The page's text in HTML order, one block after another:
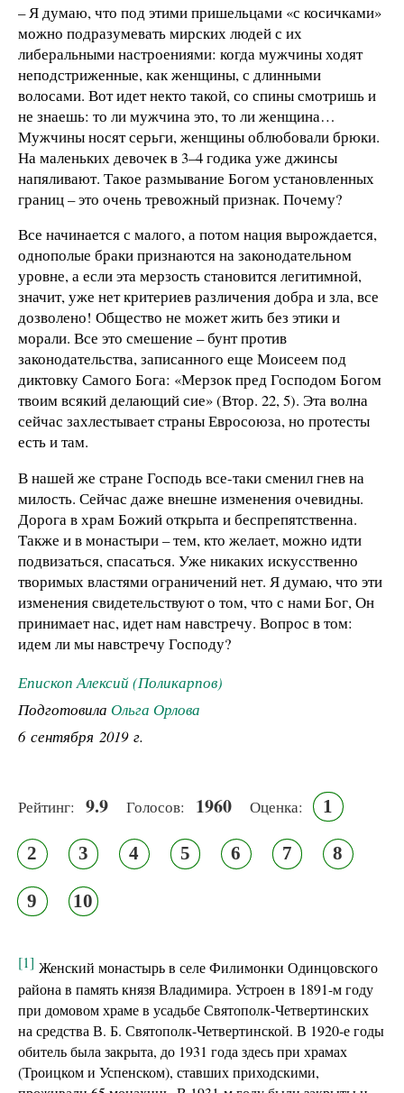
– Я думаю, что под этими пришельцами «с косичками»
можно подразумевать мирских людей с их
либеральными настроениями: когда мужчины ходят
неподстриженные, как женщины, с длинными
волосами. Вот идет некто такой, со спины смотришь и
не знаешь: то ли мужчина это, то ли женщина…
Мужчины носят серьги, женщины облюбовали брюки.
На маленьких девочек в 3–4 годика уже джинсы
напяливают. Такое размывание Богом установленных
границ – это очень тревожный признак. Почему?
Все начинается с малого, а потом нация вырождается,
однополые браки признаются на законодательном
уровне, а если эта мерзость становится легитимной,
значит, уже нет критериев различения добра и зла, все
дозволено! Общество не может жить без этики и
морали. Все это смешение – бунт против
законодательства, записанного еще Моисеем под
диктовку Самого Бога: «Мерзок пред Господом Богом
твоим всякий делающий сие» (Втор. 22, 5). Эта волна
сейчас захлестывает страны Евросоюза, но протесты
есть и там.
В нашей же стране Господь все-таки сменил гнев на
милость. Сейчас даже внешне изменения очевидны.
Дорога в храм Божий открыта и беспрепятственна.
Также и в монастыри – тем, кто желает, можно идти
подвизаться, спасаться. Уже никаких искусственно
творимых властями ограничений нет. Я думаю, что эти
изменения свидетельствуют о том, что с нами Бог, Он
принимает нас, идет нам навстречу. Вопрос в том:
идем ли мы навстречу Господу?
Епископ Алексий (Поликарпов)
Подготовила Ольга Орлова
6 сентября 2019 г.
Рейтинг: 9.9 Голосов: 1960 Оценка: 1
2 3 4 5 6 7 8
9 10
[1] Женский монастырь в селе Филимонки Одинцовского
района в память князя Владимира. Устроен в 1891-м году
при домовом храме в усадьбе Святополк-Четвертинских
на средства В. Б. Святополк-Четвертинской. В 1920-е годы
обитель была закрыта, до 1931 года здесь при храмах
(Троицком и Успенском), ставших приходскими,